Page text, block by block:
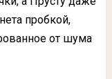
пробкой,
от шума